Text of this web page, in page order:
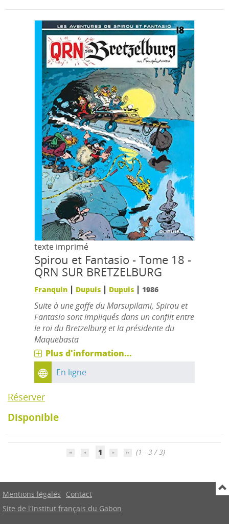
texte imprimé
Spirou et Fantasio - Tome 18 -
QRN SUR BRETZELBURG
Franquin | Dupuis | Dupuis | 1986
Suite à une gaffe du Marsupilami, Spirou et
Fantasio sont impliqués dans un conflit entre
le roi du Bretzelburg et la présidente du
Maquebasta
Plus d'information...
En ligne
Réserver
Disponible
1 (1 - 3 / 3)
Mentions légales
Contact
Site de l'Institut français du Gabon